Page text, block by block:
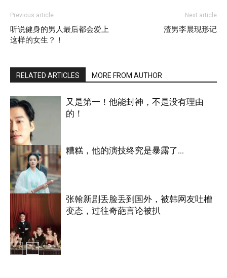
Previous article
听说健身的男人最后都会爱上
这样的女生？！
Next article
渣男李晨现形记
RELATED ARTICLES MORE FROM AUTHOR
明星八卦
又是第一！他能封神，不是没有理由
的！
明星八卦
糟糕，他的演技终究是暴露了…
张翰新剧丢脸丢到国外，被韩网友吐槽
变态，过往奇葩言论被扒